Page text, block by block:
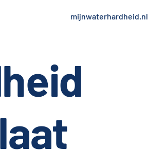
mijnwaterhardheid.nl